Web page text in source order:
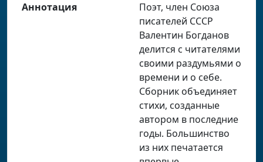
Аннотация
Поэт, член Союза
писателей СССР
Валентин Богданов
делится с читателями
своими раздумьями о
времени и о себе.
Сборник объединяет
стихи, созданные
автором в последние
годы. Большинство
из них печатается